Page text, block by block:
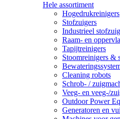
Hele assortiment
Hogedrukreinigers
Stofzuigers
Industrieel
Raam- en
Tapijtreinigers
Stoomreinigers &
Cleaning robots
Schrob- /
Veeg- en veeg-/
Outdoor Power
Generatoren en